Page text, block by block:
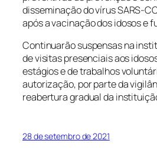
disseminação do vírus SARS-
após a vacinação dos idosos e
Continuarão suspensas na
de visitas presenciais aos
estágios e de trabalhos
autorização, por parte da
reabertura gradual da
28 de setembro de 2021